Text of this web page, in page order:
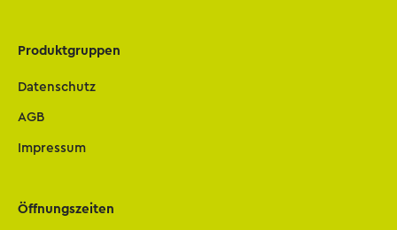
Produktgruppen
Datenschutz
AGB
Impressum
Öffnungszeiten